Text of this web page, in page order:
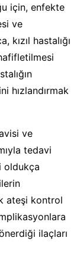
için, enfekte
ve
kızıl hastalığı
hızlandırmak
ve
tedavi
oldukça
ateşi kontrol
ilaçları